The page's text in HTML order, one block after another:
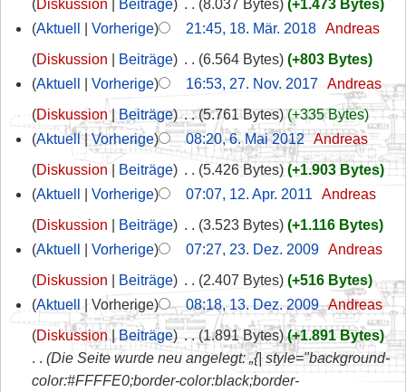
Diskussion
Beiträge 8.037 Bytes
+1.473 Bytes
Aktuell
Vorherige 21:45, 18. Mär. 2018‎ Andreas
Diskussion
Beiträge 6.564 Bytes
+803 Bytes
Aktuell
Vorherige 16:53, 27. Nov. 2017‎ Andreas
Diskussion
Beiträge ‎ 5.761 Bytes
+335 Bytes
Aktuell
Vorherige 08:20, 6. Mai 2012‎ Andreas
Diskussion
Beiträge 5.426 Bytes
+1.903 Bytes
Aktuell
Vorherige 07:07, 12. Apr. 2011
Andreas
Diskussion
Beiträge 3.523 Bytes
+1.116 Bytes
Aktuell
Vorherige 07:27, 23. Dez. 2009‎ Andreas
Diskussion
Beiträge 2.407 Bytes
+516 Bytes
Aktuell
Vorherige 08:18, 13. Dez. 2009‎ Andreas
Diskussion
Beiträge ‎ 1.891 Bytes
+1.891 Bytes
Die Seite wurde neu angelegt: „{| style="background-
color:#FFFFE0;border-color:black;border-